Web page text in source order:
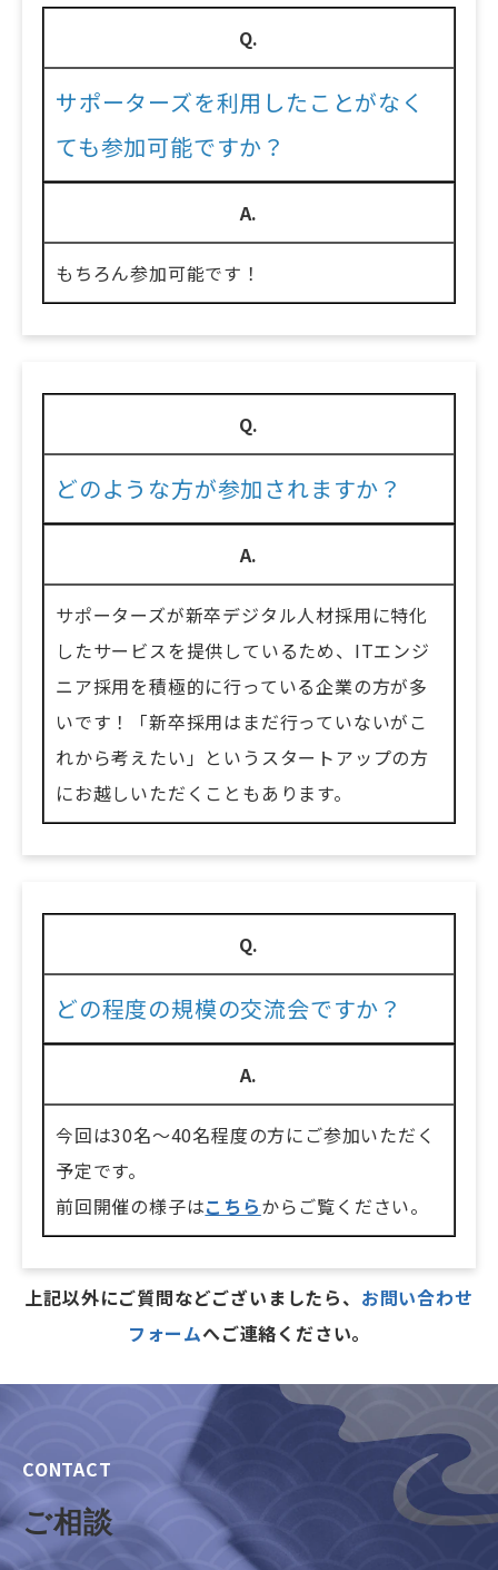
Q.
サポーターズを利用したことがなく
ても参加可能ですか？
A.
もちろん参加可能です！
Q.
どのような方が参加されますか？
A.
サポーターズが新卒デジタル人材採用に特化
したサービスを提供しているため、ITエンジ
ニア採用を積極的に行っている企業の方が多
いです！「新卒採用はまだ行っていないがこ
れから考えたい」というスタートアップの方
にお越しいただくこともあります。
Q.
どの程度の規模の交流会ですか？
A.
今回は30名～40名程度の方にご参加いただく
予定です。
前回開催の様子はこちらからご覧ください。
上記以外にご質問などございましたら、 お問い合わせ
フォームへご連絡ください。
CONTACT
ご相談